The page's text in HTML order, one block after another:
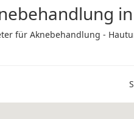
für Aknebehandlung -